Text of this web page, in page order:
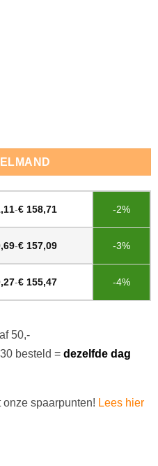
Glans aantal
-€158,71 -2%
-€157,09 -3%
-€155,47 -4%
50,-
besteld = dezelfde dag
onze spaarpunten! Lees hier